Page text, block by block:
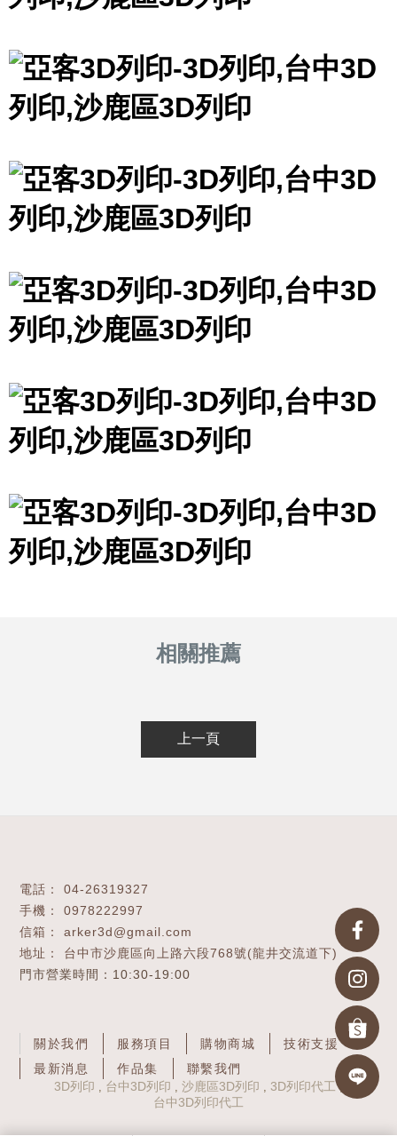
上一頁
04-26319327
0978222997
arker3d@gmail.com
台中市沙鹿區向上路六段768號(龍井交流道下)
關於我們 服務項目 購物商城
技術支援
最新消息
作品集
聯繫我們
3D列印
台中3D列印 沙鹿區3D列印
3D列印代工
台中3D列印代工